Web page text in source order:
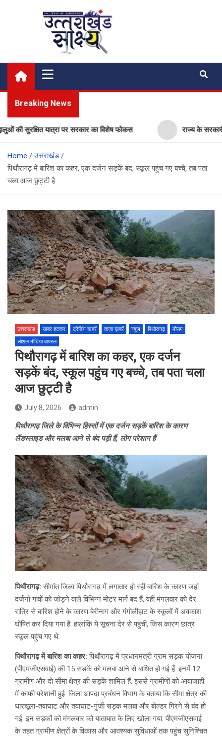
Uttarakhand Shakshya
My News Portal
Breaking News
यात्रा पर सरकार का विशेष फोकस राज्य के सरकारी स्कूलों
Home
उत्तराखंड
पिथौरागढ़ में बारिश का कहर, एक दर्जन सड़कें बंद, स्कूल पहुंच गए बच्चे, तब पता
चला आज छुट्टी है
उत्तराखंड खबर हटकर ट्रेंडिंग खबरें ताज़ा ख़बरें न्यूज़ पिथौरागढ़
मौसम
सोशल मीडिया वायरल
पिथौरागढ़ में बारिश का कहर, एक दर्जन
सड़कें बंद, स्कूल पहुंच गए बच्चे, तब पता चला
आज छुट्टी है
July 8, 2026 admin
पिथौरागढ़ जिले के विभिन्न हिस्सों में एक दर्जन सड़कें बारिश के कारण
लैंडस्लाइड और मलबा आने से बंद पड़ी हैं, लोग परेशान हैं
पिथौरागढ़: सीमांत जिला पिथौरागढ़ में लगातार हो रही बारिश के कारण जहां
दर्जनों गांवों को जोड़ने वाले विभिन्न मोटर मार्ग बंद हैं, वहीं मंगलवार को देर
रात्रि से बारिश होने के कारण बेरीनाग और गंगोलीहाट के स्कूलों में अवकाश
घोषित कर दिया गया है. हालांकि ये सूचना देर से पहुंची, जिस कारण छात्र
स्कूल पहुंच गए थे.
पिथौरागढ़ में बारिश का कहर: पिथौरागढ़ में प्रधानमंत्री ग्राम सड़क योजना
(पीएमजीएसवाई) की 15 सड़कें को मलबा आने से बाधित हो गई हैं. इनमें 12
ग्रामीण और दो सीमा क्षेत्र की सड़कें शामिल हैं. इससे ग्रामीणों को आवाजाही
में काफी परेशानी हुई. जिला आपदा प्रबंधन विभाग के बताया कि सीमा क्षेत्र की
धारचूला-तवाघाट और तवाघाट-गुंजी सड़क मलबा और बोल्डर गिरने से बंद हो
गईं. इन सड़कों को मंगलवार को यातायात के लिए खोला गया. पीएमजीएसवाई
के तहत ग्रामीण क्षेत्रों के विकास और आवश्यक सुविधाओं तक पहुंच सुनिश्चित